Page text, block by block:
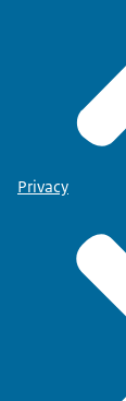
Privacy